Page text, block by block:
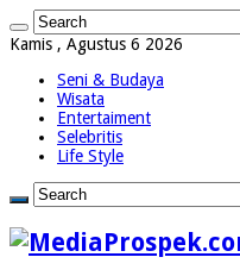
Kamis , Agustus 6 2026
Seni & Budaya
Wisata
Entertaiment
Selebritis
Life Style